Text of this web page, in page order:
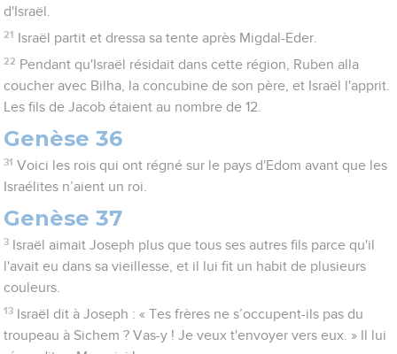
d'Israël.
21 Israël partit et dressa sa tente après Migdal-Eder.
22 Pendant qu'Israël résidait dans cette région, Ruben alla
coucher avec Bilha, la concubine de son père, et Israël l'apprit.
Les fils de Jacob étaient au nombre de 12.
Genèse 36
31 Voici les rois qui ont régné sur le pays d'Edom avant que les
Israélites n’aient un roi.
Genèse 37
3
Israël aimait Joseph plus que tous ses autres fils parce qu'il
l'avait eu dans sa vieillesse, et il lui fit un habit de plusieurs
couleurs.
13
Israël dit à Joseph : « Tes frères ne s’occupent-ils pas du
troupeau à Sichem ? Vas-y ! Je veux t'envoyer vers eux. » Il lui